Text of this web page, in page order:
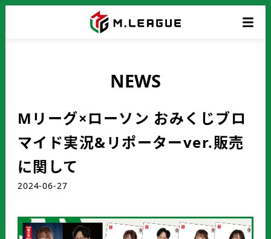
NEWS
Mリーグ×ローソン おみくじブロ
マイド実況&リポーターver.販売
に関して
2024-06-27